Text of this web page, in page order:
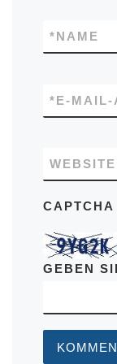
NAME
*
E-MAIL-
*
WEBSITE
CAPTCHA
GEBEN